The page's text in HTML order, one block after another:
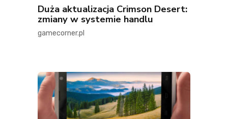
Duża aktualizacja Crimson Desert:
zmiany w systemie handlu
gamecorner.pl